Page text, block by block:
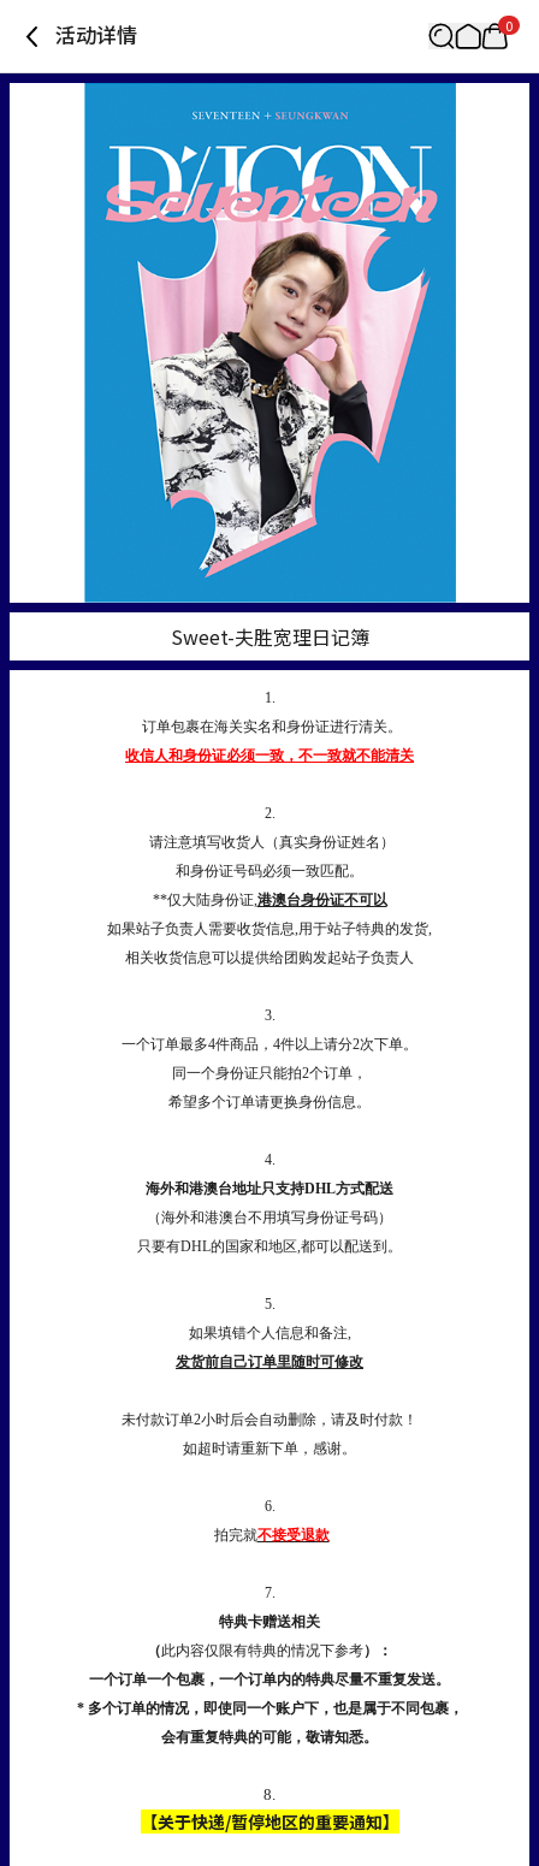
活动详情 0
Sweet-夫胜宽理日记簿
1.
订单包裹在海关实名和身份证进行清关。
收信人和身份证必须一致，不一致就不能清关
2.
请注意填写收货人（真实身份证姓名）
和身份证号码必须一致匹配。
**仅大陆身份证,港澳台身份证不可以
如果站子负责人需要收货信息,用于站子特典的发货,
相关收货信息可以提供给团购发起站子负责人
3.
一个订单最多4件商品，4件以上请分2次下单。
同一个身份证只能拍2个订单，
希望多个订单请更换身份信息。
4.
海外和港澳台地址只支持DHL方式配送
（海外和港澳台不用填写身份证号码）
只要有DHL的国家和地区,都可以配送到。
5.
如果填错个人信息和备注,
发货前自己订单里随时可修改
未付款订单2小时后会自动删除，请及时付款！
如超时请重新下单，感谢。
6.
拍完就不接受退款
7.
特典卡赠送相关
（此内容仅限有特典的情况下参考）：
一个订单一个包裹，一个订单内的特典尽量不重复发送。
* 多个订单的情况，即使同一个账户下，也是属于不同包裹，
会有重复特典的可能，敬请知悉。
8.
【关于快递/暂停地区的重要通知】